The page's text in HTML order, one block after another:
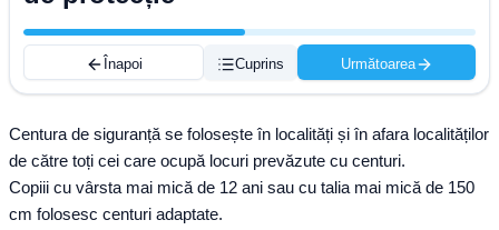
Înapoi Cuprins Următoarea
Centura de siguranță se folosește în localități și în afara localităților
de către toți cei care ocupă locuri prevăzute cu centuri.
Copiii cu vârsta mai mică de 12 ani sau cu talia mai mică de 150
cm folosesc centuri adaptate.